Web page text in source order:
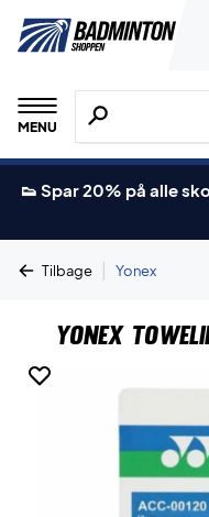
MENU
Søg efter
👟 Spar 20% på alle
Tilbage | Yonex
Yonex